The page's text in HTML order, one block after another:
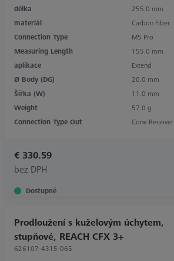
délka
255.0 mm
materiál
Carbon Fiber
Connection Type
M5 Pro
Measuring Length
155.0 mm
aplikace
Extend
Ø Body (DG)
20.0 mm
Šířka (W)
11.0 mm
Weight
57.0 g
Connection Type Out
Cone Receiver
€ 330.59
bez DPH
Dostupné
Prodloužení s kuželovým úchytem,
stupňové, REACH CFX 3+
626107-4315-065